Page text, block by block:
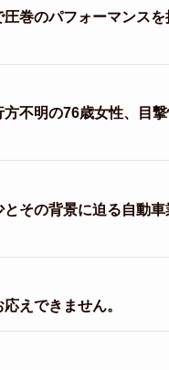
巻のパフォーマンス
方不明の76歳女性、目
その背景に迫る自動
えできません。